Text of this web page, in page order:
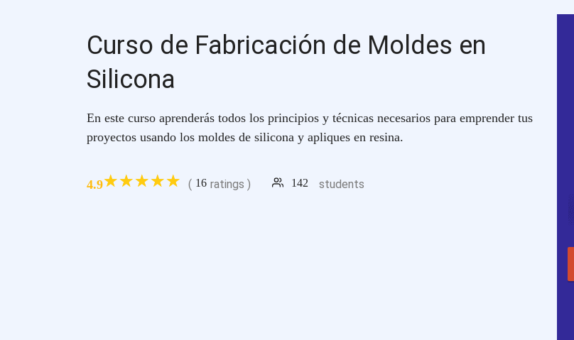
Curso de Fabricación de Moldes en
Silicona
En este curso aprenderás todos los principios y técnicas necesarios para emprender tus
proyectos usando los moldes de silicona y apliques en resina.
4.9 ( 16 ratings ) 142 students